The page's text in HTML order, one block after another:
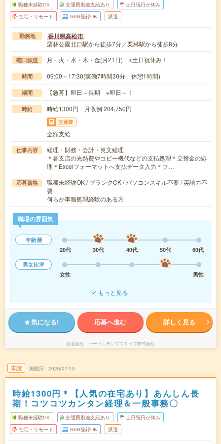
職種未経験OK 交通費別途支給あり 土日祝日が休み
在宅・リモート WEB登録OK 派遣
勤務地 香川県高松市
栗林公園北口駅から徒歩7分／栗林駅から徒歩8分
曜日頻度 月・火・水・木・金(月21日) ※土日祝休み！
時間 09:00～17:30(実働7時間30分 休憩1時間)
期間 【急募】即日～長期 ※即日～！
時給 時給1300円 月収例 204,750円
交通費
全額支給
仕事内容
経理・財務・会計・英文経理
＊各支店の光熱費やコピー機代などの支払処理＊立替金の処
理＊Excelフォーマットへ支払データ入力＊フ…
応募資格
職種未経験OK / ブランクOK / パソコンスキル不要 / 英語力不
要
何らか事務処理経験のある方
職場の雰囲気
年齢層
20代
30代 40代 50代
60代
男女比率
女性
男性
もっと見る
気になる! 応募へ進む 詳しく見る
派遣会社 パーソルテンプスタッフ株式会社
未読 掲載日 2026/07/10
時給1300円＊【人気の在宅あり】あんしん長
期！コツコツカンタン経理＆一般事務〇
職種未経験OK 交通費別途支給あり 土日祝日が休み
在宅・リモート WEB登録OK 派遣